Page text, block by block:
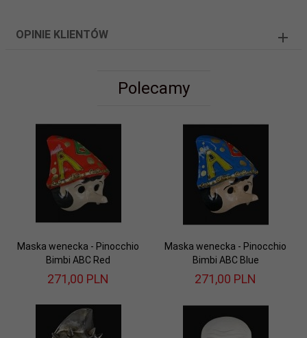
OPINIE KLIENTÓW
Polecamy
Maska wenecka - Pinocchio
Bimbi ABC Red
271,00 PLN
Maska wenecka - Pinocchio
Bimbi ABC Blue
271,00 PLN